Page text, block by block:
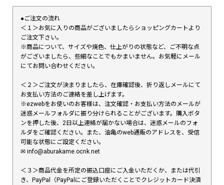
●ご注文の流れ
＜１＞お気に入りの商品がございましたらショッピングカートより
ご注文下さい。
※商品について、サイズや焼色、仕上がりの状態など、ご不明な点
がございましたら、些細なことでもかまいません。お気軽にメール
にてお問い合わせください。
＜２＞ご注文が決まりましたら、在庫確認後、折り返しメールにて
お支払い方法のご連絡を差し上げます。
※ezwebをお使いのお客様は、注文確認・お支払い方法のメールが
迷惑メールフォルダに振り分けられることがございます。購入ボタ
ンを押した後、2日以上連絡が届かない場合は、迷惑メールのフォ
ルダをご確認ください。また、油亀のweb通販のアドレスを、受信
可能な状態にご設定ください。
✉︎ info@aburakame.ocnk.net
＜３＞商品代金を所定の振込口座にご入金いただくか、または代引
き、PayPal（PayPalにご登録いただくことでクレジットカード決済